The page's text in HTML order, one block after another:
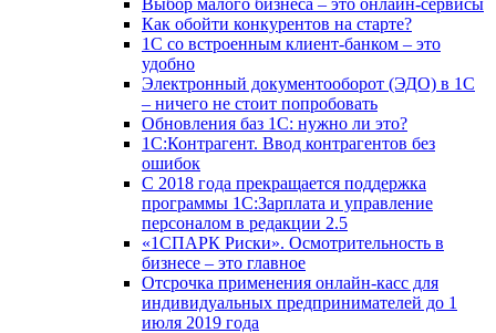
Как обойти конкурентов на старте?
1C со встроенным клиент-банком – это
удобно
Электронный документооборот (ЭДО) в 1С
– ничего не стоит попробовать
Обновления баз 1С: нужно ли это?
1С:Контрагент. Ввод контрагентов без
ошибок
С 2018 года прекращается поддержка
программы 1С:Зарплата и управление
персоналом в редакции 2.5
«1СПАРК Риски». Осмотрительность в
бизнесе – это главное
Отсрочка применения онлайн-касс для
индивидуальных предпринимателей до 1
июля 2019 года